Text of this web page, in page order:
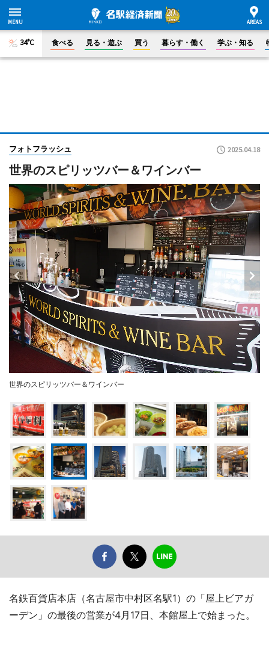
34°C 食べる 見る・遊ぶ 買う 暮らす・働く 学ぶ・知る
フォトフラッシュ 2025.04.18
世界のスピリッツバー＆ワインバー
世界のスピリッツバー＆ワインバー
名鉄百貨店本店（名古屋市中村区名駅1）の「屋上ビアガ
ーデン」の最後の営業が4月17日、本館屋上で始まった。